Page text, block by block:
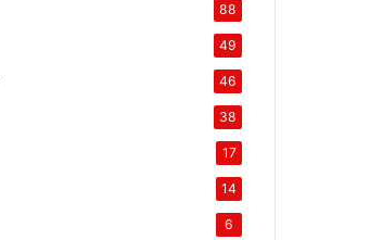
88
49
46
38
17
14
6